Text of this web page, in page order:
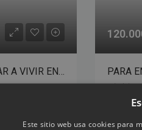
SE VENDE PISO PARA ENTRAR A VIVIR EN CIUDADS JARDIN IDEAL INVERSION – bp02-00527
Este sitio web usa cookies para